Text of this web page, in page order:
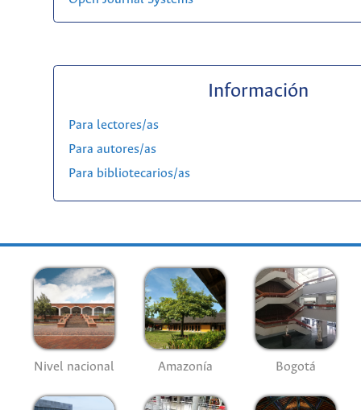
Información
Para lectores/as
Para autores/as
Para bibliotecarios/as
Nivel nacional Amazonía Bogotá